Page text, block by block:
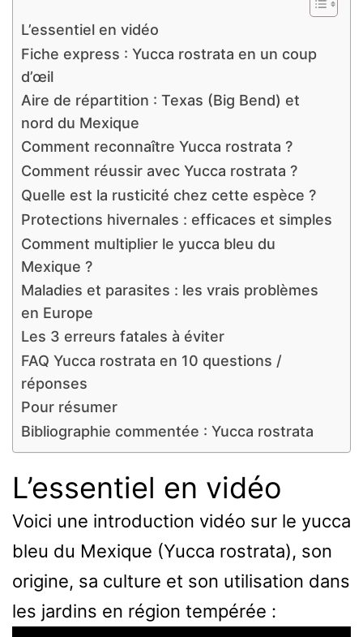
L’essentiel en vidéo
Fiche express : Yucca rostrata en un coup
d’œil
Aire de répartition : Texas (Big Bend) et
nord du Mexique
Comment reconnaître Yucca rostrata ?
Comment réussir avec Yucca rostrata ?
Quelle est la rusticité chez cette espèce ?
Protections hivernales : efficaces et simples
Comment multiplier le yucca bleu du
Mexique ?
Maladies et parasites : les vrais problèmes
en Europe
Les 3 erreurs fatales à éviter
FAQ Yucca rostrata en 10 questions /
réponses
Pour résumer
Bibliographie commentée : Yucca rostrata
L’essentiel en vidéo
Voici une introduction vidéo sur le yucca
bleu du Mexique (Yucca rostrata), son
origine, sa culture et son utilisation dans
les jardins en région tempérée :